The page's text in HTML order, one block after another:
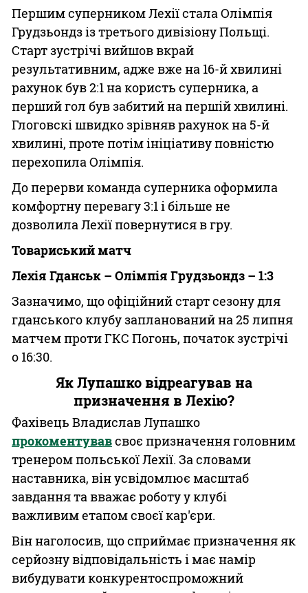
Першим суперником Лехії стала Олімпія
Грудзьондз із третього дивізіону Польщі.
Старт зустрічі вийшов вкрай
результативним, адже вже на 16-й хвилині
рахунок був 2:1 на користь суперника, а
перший гол був забитий на першій хвилині.
Глоговскі швидко зрівняв рахунок на 5-й
хвилині, проте потім ініціативу повністю
перехопила Олімпія.
До перерви команда суперника оформила
комфортну перевагу 3:1 і більше не
дозволила Лехії повернутися в гру.
Товариський матч
Лехія Гданськ – Олімпія Грудзьондз – 1:3
Зазначимо, що офіційний старт сезону для
гданського клубу запланований на 25 липня
матчем проти ГКС Погонь, початок зустрічі
о 16:30.
Як Лупашко відреагував на
призначення в Лехію?
Фахівець Владислав Лупашко
прокоментувавсвоє призначення головним
тренером польської Лехії. За словами
наставника, він усвідомлює масштаб
завдання та вважає роботу у клубі
важливим етапом своєї кар'єри.
Він наголосив, що сприймає призначення як
серйозну відповідальність і має намір
вибудувати конкурентоспроможний